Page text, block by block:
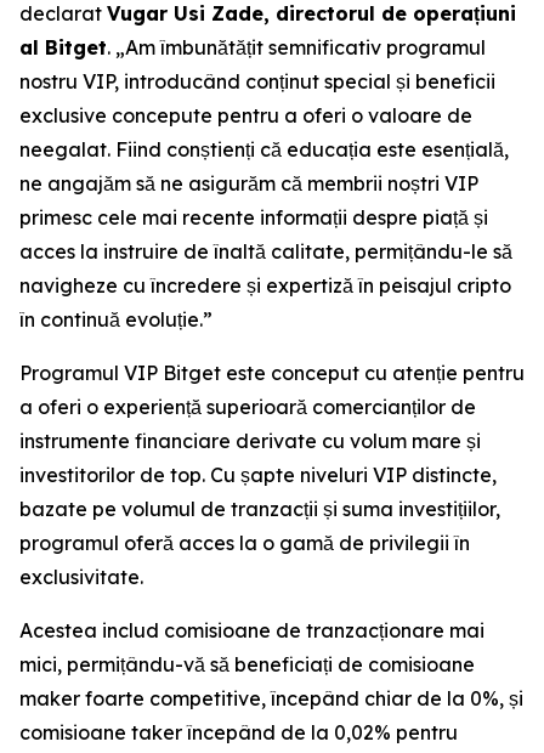
declarat Vugar Usi Zade, directorul de operațiuni
al Bitget. „Am îmbunătățit semnificativ programul
nostru VIP, introducând conținut special și beneficii
exclusive concepute pentru a oferi o valoare de
neegalat. Fiind conștienți că educația este esențială,
ne angajăm să ne asigurăm că membrii noștri VIP
primesc cele mai recente informații despre piață și
acces la instruire de înaltă calitate, permițându-le să
navigheze cu încredere și expertiză în peisajul cripto
în continuă evoluție.”
Programul VIP Bitget este conceput cu atenție pentru
a oferi o experiență superioară comercianților de
instrumente financiare derivate cu volum mare și
investitorilor de top. Cu șapte niveluri VIP distincte,
bazate pe volumul de tranzacții și suma investițiilor,
programul oferă acces la o gamă de privilegii în
exclusivitate.
Acestea includ comisioane de tranzacționare mai
mici, permițându-vă să beneficiați de comisioane
maker foarte competitive, începând chiar de la 0%, și
comisioane taker începând de la 0,02% pentru